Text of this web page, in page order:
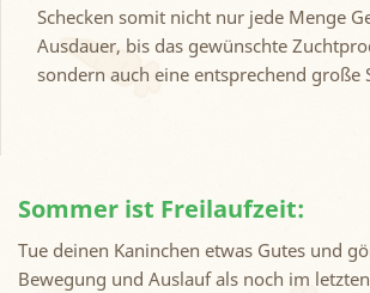
Schecken somit nicht nur jede Menge
Ausdauer, bis das gewünschte
sondern auch eine entsprechend große
Sommer ist Freilaufzeit:
Tue deinen Kaninchen etwas Gutes und
Bewegung und Auslauf als noch im letzten